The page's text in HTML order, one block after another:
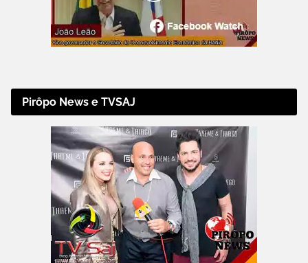
Pirôpo News e TVSAJ